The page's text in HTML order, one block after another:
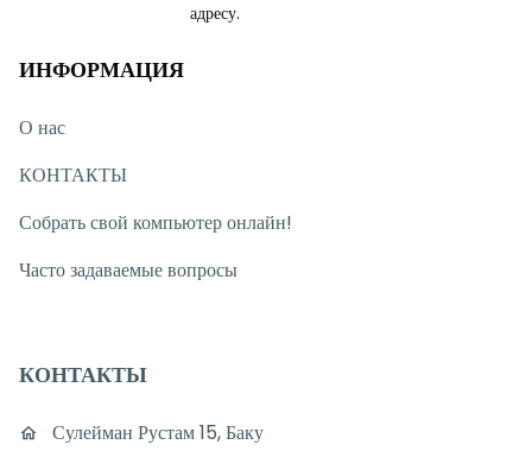
адресу.
ИНФОРМАЦИЯ
О нас
КОНТАКТЫ
Собрать свой компьютер онлайн!
Часто задаваемые вопросы
КОНТАКТЫ
Сулейман Рустам 15, Баку